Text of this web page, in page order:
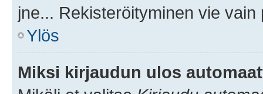
jne... Rekisteröityminen vie
Ylös
Miksi kirjaudun ulos